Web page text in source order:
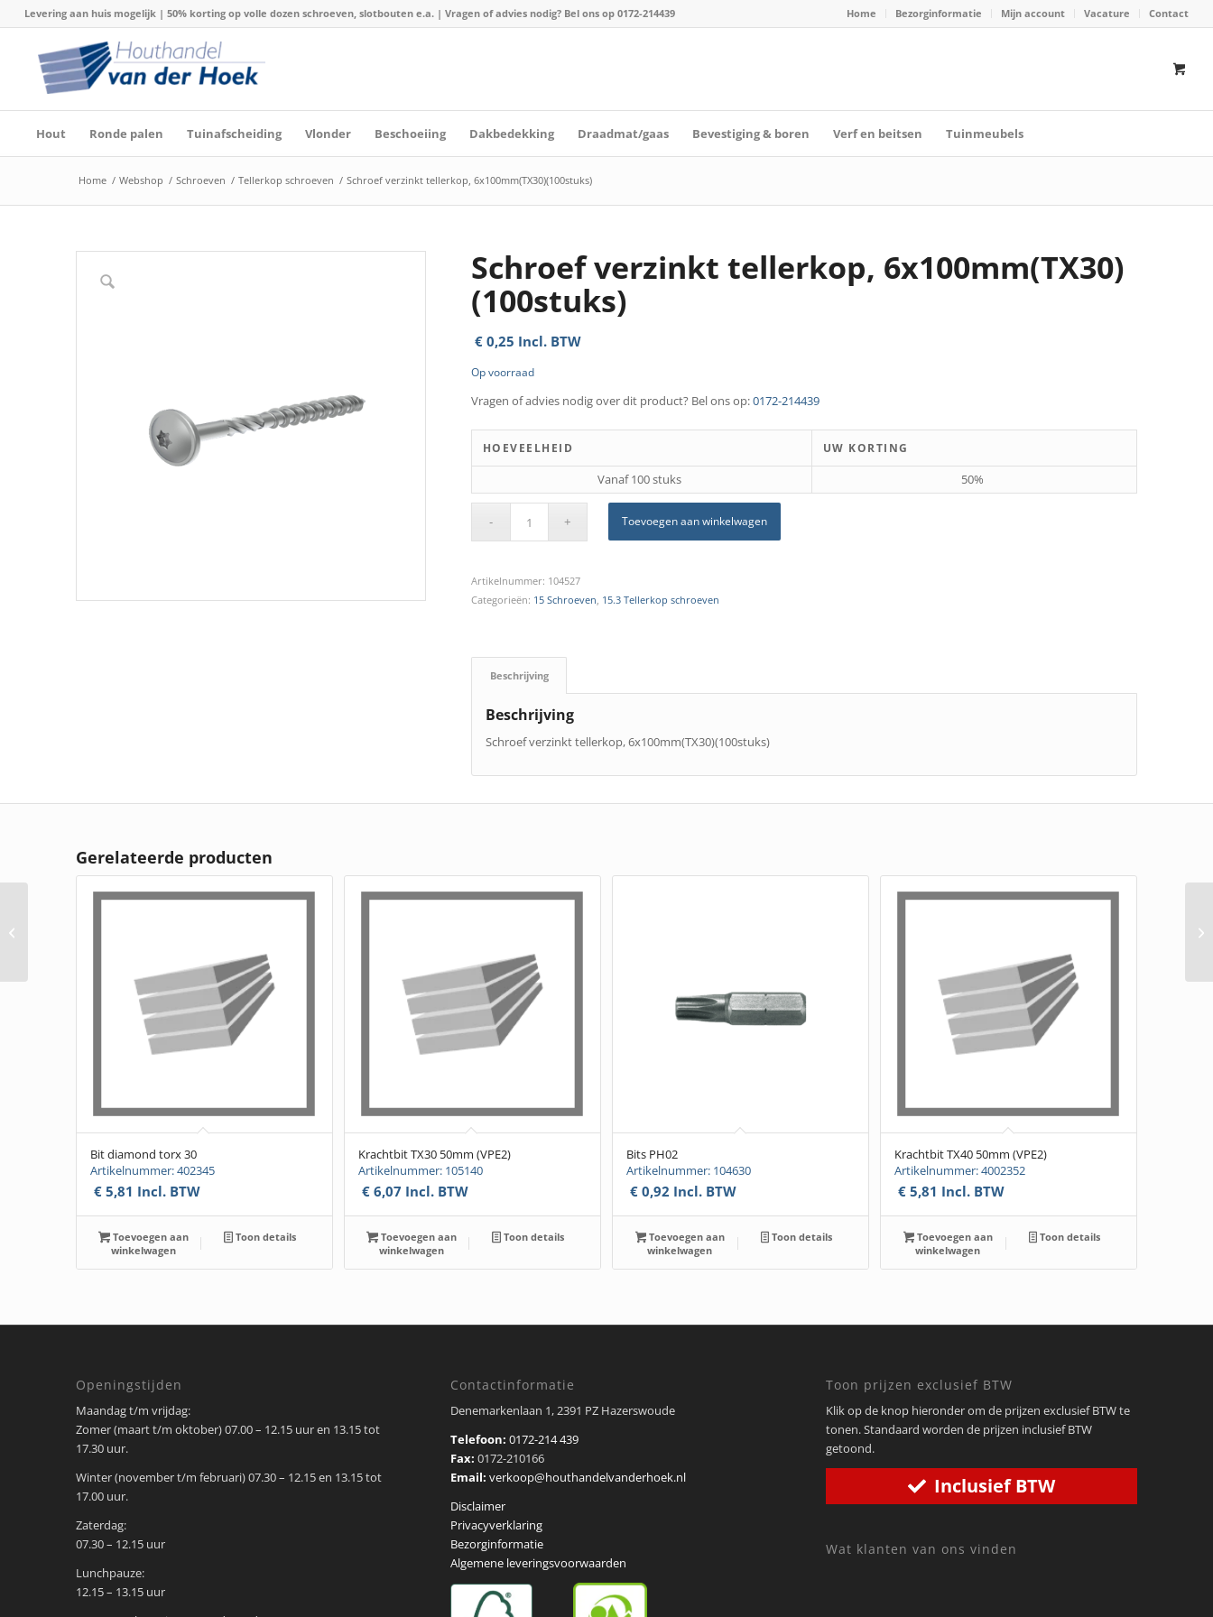
Home Bezorginformatie Mijn account Vacature Contact
Levering aan huis mogelijk | 50% korting op volle dozen schroeven, slotbouten e.a. | Vragen of advies nodig? Bel ons op 0172-214439
Hout Ronde palen Tuinafscheiding Vlonder Beschoeiing Dakbedekking Draadmat/gaas Bevestiging & boren Verf en beitsen Tuinmeubels
Home / Webshop / Schroeven / Tellerkop schroeven / Schroef verzinkt tellerkop, 6x100mm(TX30)(100stuks)
Schroef verzinkt tellerkop, 6x100mm(TX30)
(100stuks)
€0,25 Incl. BTW
Op voorraad
Vragen of advies nodig over dit product? Bel ons op:0172-214439
HOEVEELHEID UW KORTING
Vanaf 100 stuks 50%
Toevoegen aan winkelwagen
Artikelnummer: 104527
Categorieën: 15 Schroeven, 15.3 Tellerkop schroeven
Beschrijving
Beschrijving
Schroef verzinkt tellerkop, 6x100mm(TX30)(100stuks)
Gerelateerde producten
Bit diamond torx 30
Artikelnummer: 402345
€5,81 Incl. BTW
Toevoegen aan
winkelwagen
Toon details
Krachtbit TX30 50mm (VPE2)
Artikelnummer: 105140
€6,07 Incl. BTW
Toevoegen aan
winkelwagen
Toon details
Bits PH02
Artikelnummer: 104630
€0,92 Incl. BTW
Toevoegen aan
winkelwagen
Toon details
Krachtbit TX40 50mm (VPE2)
Artikelnummer: 4002352
€5,81 Incl. BTW
Toevoegen aan
winkelwagen
Toon details
Openingstijden
Maandag t/m vrijdag:
Zomer (maart t/m oktober) 07.00 – 12.15 uur en 13.15 tot
17.30 uur.
Winter (november t/m februari) 07.30 – 12.15 en 13.15 tot
17.00 uur.
Zaterdag:
07.30 – 12.15 uur
Lunchpauze:
12.15 – 13.15 uur
Contactinformatie
Denemarkenlaan 1, 2391 PZ Hazerswoude
Telefoon:0172-214 439
Fax:0172-210166
Email: verkoop@houthandelvanderhoek.nl
Disclaimer
Privacyverklaring
Bezorginformatie
Algemene leveringsvoorwaarden
Toon prijzen exclusief BTW
Klik op de knop hieronder om de prijzen exclusief BTW te
tonen. Standaard worden de prijzen inclusief BTW
getoond.
Inclusief BTW
Wat klanten van ons vinden
Schroef verzinkt